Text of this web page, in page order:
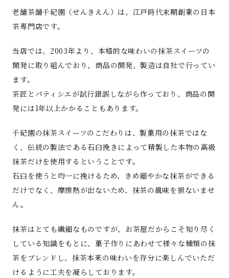
老舗茶舗千紀園（せんきえん）は、江戸時代末期創業の日本
茶専門店です。
当店では、2003年より、本格的な味わいの抹茶スイーツの
開発に取り組んでおり、商品の開発、製造は自社で行ってい
ます。
茶匠とパティシエが試行錯誤しながら作っており、商品の開
発には1年以上かかることもあります。
千紀園の抹茶スイーツのこだわりは、製菓用の抹茶ではな
く、伝統の製法である石臼挽きによって精製した本物の高級
抹茶だけを使用するということです。
石臼を使うと均一に挽けるため、きめ細やかな抹茶ができる
だけでなく、摩擦熱が出ないため、抹茶の風味を損ないませ
ん。
抹茶はとても繊細なものですが、お茶屋だからこそ知り尽く
している知識をもとに、菓子作りにあわせて様々な種類の抹
茶をブレンドし、抹茶本来の味わいを存分に楽しんでいただ
けるように工夫を凝らしております。